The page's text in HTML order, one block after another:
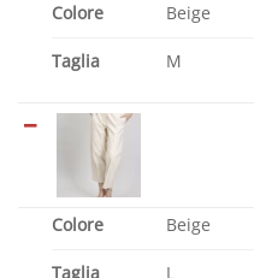
Colore Beige
Taglia M
Colore Beige
Taglia L